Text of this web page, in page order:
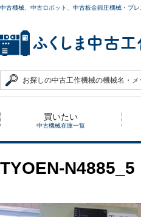
中古機械、中古ロボット、中古板金鍛圧機械・プ
買いたい
中古機械在庫一覧
TYOEN-N4885_5